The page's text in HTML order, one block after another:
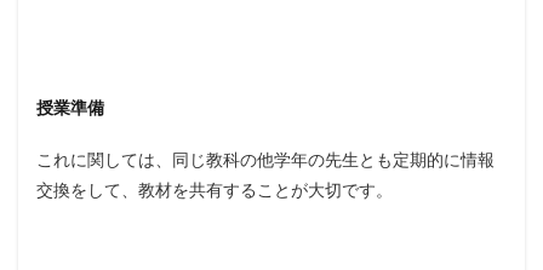
授業準備
これに関しては、同じ教科の他学年の先生とも定期的に情報
交換をして、教材を共有することが大切です。